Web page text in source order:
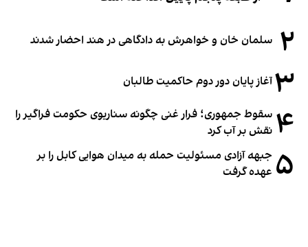
۲ سلمان خان و خواهرش به دادگاهی در هند احضار شدند
۳آغاز پایان دور دوم حاکمیت طالبان
۴ سقوط جمهوری؛ فرار غنی چگونه سناریوی حکومت فراگیر را
نقش بر آب کرد
۵ جبهه آزادی مسئولیت حمله به میدان هوایی کابل را بر
عهده گرفت